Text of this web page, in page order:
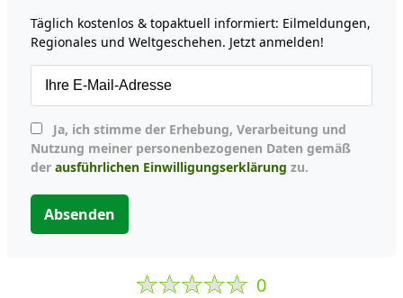
Täglich kostenlos & topaktuell informiert: Eilmeldungen,
Regionales und Weltgeschehen. Jetzt anmelden!
Nutzung meiner personenbezogenen Daten gemäß
der ausführlichen Einwilligungserklärung zu.
Absenden
0